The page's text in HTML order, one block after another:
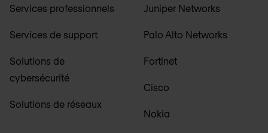
Services professionnels
Services de support
Solutions de
cybersécurité
Solutions de réseaux
Juniper Networks
Palo Alto Networks
Fortinet
Cisco
Nokia